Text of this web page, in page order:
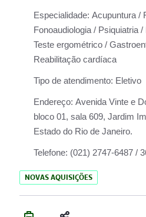
Especialidade: Acupuntura /
Fonoaudiologia / Psiquiatria
Teste ergométrico /
Reabilitação cardíaca
Tipo de atendimento: Eletivo
Endereço: Avenida Vinte e
bloco 01, sala 609, Jardim
Estado do Rio de Janeiro.
Telefone: (021) 2747-6487 /
NOVAS AQUISIÇÕES